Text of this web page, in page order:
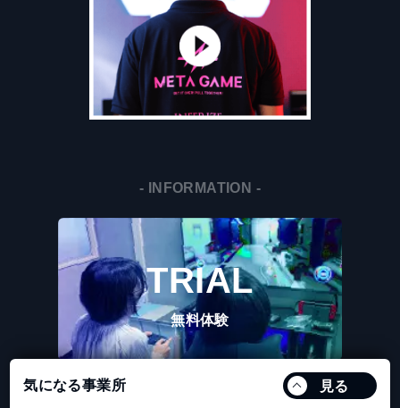
気になる事業所 見る
- INFORMATION -
TRIAL
無料体験